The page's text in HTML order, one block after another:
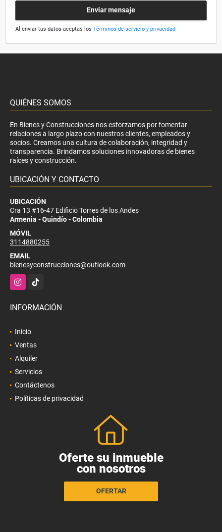
Enviar mensaje
Al enviar tus datos aceptas los Términos de servicio y privacidad
QUIÉNES SOMOS
En Bienes y Construcciones nos esforzamos por fomentar
relaciones a largo plazo con nuestros clientes, empleados y
socios. Creamos una cultura de colaboración, integridad y
transparencia. Brindamos soluciones innovadoras de bienes
raíces y construcción.
UBICACIÓN Y CONTACTO
UBICACIÓN
Cra 13 #16-47 Edificio Torres de los Andes
Armenia - Quindío - Colombia
MÓVIL
3114880255
EMAIL
bienesyconstrucciones@outlook.com
Instagram
TikTok
INFORMACIÓN
Inicio
Ventas
Alquiler
Servicios
Contáctenos
Políticas de privacidad
Oferte su inmueble
con nosotros
OFERTAR